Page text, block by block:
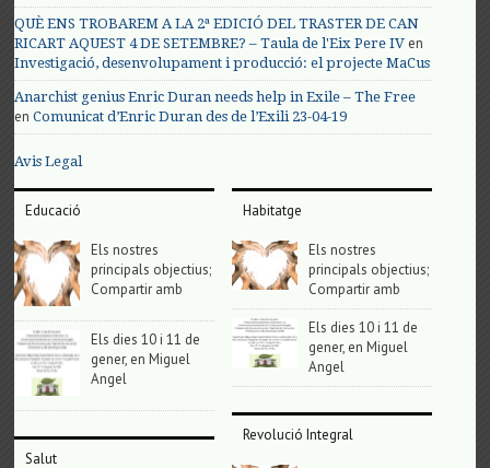
QUÈ ENS TROBAREM A LA 2ª EDICIÓ DEL TRASTER DE CAN
RICART AQUEST 4 DE SETEMBRE? – Taula de l'Eix Pere IV en
Investigació, desenvolupament i producció: el projecte MaCus
Anarchist genius Enric Duran needs help in Exile – The Free
enComunicat d’Enric Duran des de l’Exili 23-04-19
Avis Legal
Educació
Els nostres
principals objectius;
Compartir amb
Els dies 10 i 11 de
gener, en Miguel
Angel
Salut
Habitatge
Els nostres
principals objectius;
Compartir amb
Els dies 10 i 11 de
gener, en Miguel
Angel
Revolució Integral